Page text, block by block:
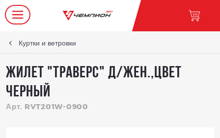
Куртки и ветровки
Жилет "Траверс" д/жен.,цвет
черный
Арт. RVT201W-0900